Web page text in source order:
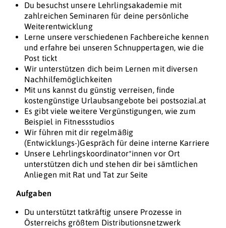
Du besuchst unsere Lehrlingsakademie mit
zahlreichen Seminaren für deine persönliche
Weiterentwicklung
Lerne unsere verschiedenen Fachbereiche kennen
und erfahre bei unseren Schnuppertagen, wie die
Post tickt
Wir unterstützen dich beim Lernen mit diversen
Nachhilfemöglichkeiten
Mit uns kannst du günstig verreisen, finde
kostengünstige Urlaubsangebote bei postsozial.at
Es gibt viele weitere Vergünstigungen, wie zum
Beispiel in Fitnessstudios
Wir führen mit dir regelmäßig
(Entwicklungs-)Gespräch für deine interne Karriere
Unsere Lehrlingskoordinator*innen vor Ort
unterstützen dich und stehen dir bei sämtlichen
Anliegen mit Rat und Tat zur Seite
Aufgaben
Du unterstützt tatkräftig unsere Prozesse in
Österreichs größtem Distributionsnetzwerk